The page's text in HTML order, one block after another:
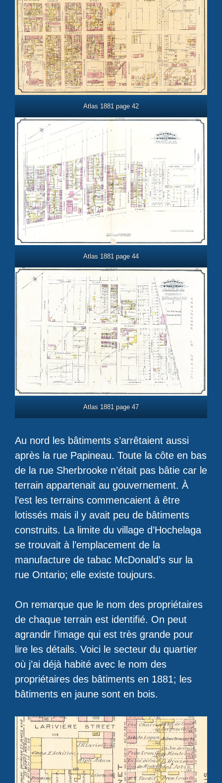
Atlas 1881 page 42
Atlas 1881 page 44
Atlas 1881 page 47
Au nord les bâtiments s’arrêtaient aussi
après la rue Papineau. Toute la côte en bas
de la rue Sherbrooke n’était pas bâtie car le
terrain appartenait au gouvernement. À
l’est les terrains commencaient à être
lotissés mais il y avait peu de bâtiments
construits. La limite du village d’Hochelaga
se trouvait à l’emplacement de la
manufacture de tabac McDonald’s sur la
rue Ontario; elle existe toujours.
On remarque que le nom des propriétaires
de chaque terrain est identifié. On peut
agrandir l’image qui est très grande pour
lire les détails. Voici le secteur du quartier
où j’ai déjà habité avec le nom des
propriétaires des bâtiments en 1881; les
bâtiments en jaune sont en bois.